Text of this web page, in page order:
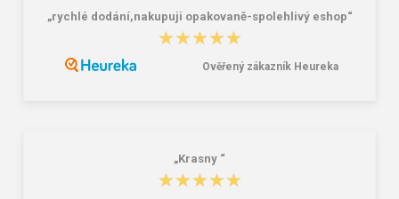
„rychlé dodání,nakupuji opakovaně-spolehlivý eshop“
★★★★★
★★★★★
Ověřený zákazník Heureka
„Krasny “
★★★★★
★★★★★